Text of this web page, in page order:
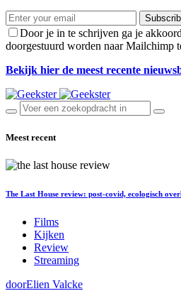
Door je in te schrijven ga je
doorgestuurd worden naar Mailchimp
Bekijk hier de meest recente
Meest recent
The Last House review: post-covid, ecologisch
Films
Kijken
Review
Streaming
doorElien Valcke